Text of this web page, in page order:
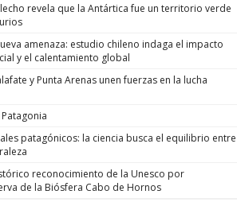
revela que la Antártica fue un territorio verde
amenaza: estudio chileno indaga el impacto
y el calentamiento global
y Punta Arenas unen fuerzas en la lucha
patagónicos: la ciencia busca el equilibrio entre
reconocimiento de la Unesco por
de la Biósfera Cabo de Hornos